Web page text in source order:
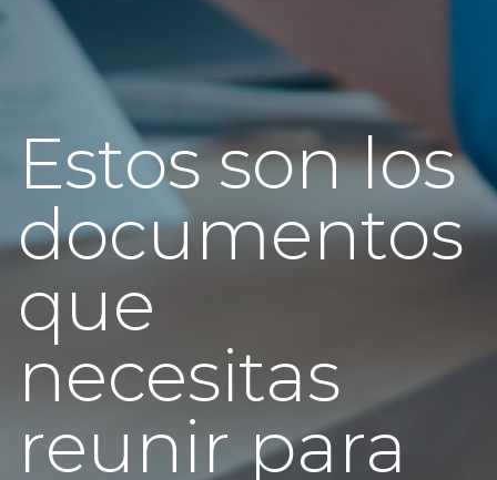
Estos son los
documentos
que
necesitas
reunir para